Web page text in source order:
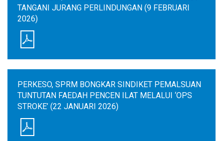
TANGANI JURANG PERLINDUNGAN (9 FEBRUARI
2026)
PERKESO, SPRM BONGKAR SINDIKET PEMALSUAN
TUNTUTAN FAEDAH PENCEN ILAT MELALUI ‘OPS
STROKE’ (22 JANUARI 2026)